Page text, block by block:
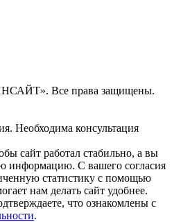
Все права защищены.
Необходима консультация
сайт работал стабильно, а вы
информацию. С вашего согласия
статистику с помощью
нам делать сайт удобнее.
что ознакомлены с
.